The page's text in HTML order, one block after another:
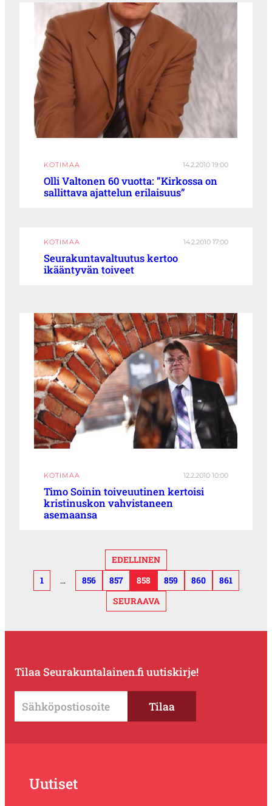
KOTIMAA 14.2.2010 19:00
Olli Valtonen 60 vuotta: ”Kirkossa on
sallittava ajattelun erilaisuus”
KOTIMAA 14.2.2010 17:00
Seurakuntavaltuutus kertoo
ikääntyvän toiveet
KOTIMAA 12.2.2010 10:00
Timo Soinin toiveuutinen kertoisi
kristinuskon vahvistaneen
asemaansa
EDELLINEN
1
… 856 857 858 859 860
861
SEURAAVA
Tilaa Seurakuntalainen.fi uutiskirje!
Uutiset